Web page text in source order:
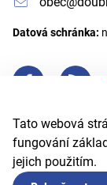
Tato webová
fungování
jejich použitím.
Datová schránka: